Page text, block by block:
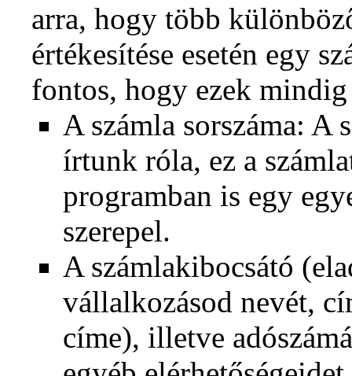
arra, hogy több
értékesítése esetén egy
fontos, hogy ezek
A számla sorszáma: A
írtunk róla, ez a
programban is egy
szerepel.
A számlakibocsátó
vállalkozásod nevét,
címe), illetve